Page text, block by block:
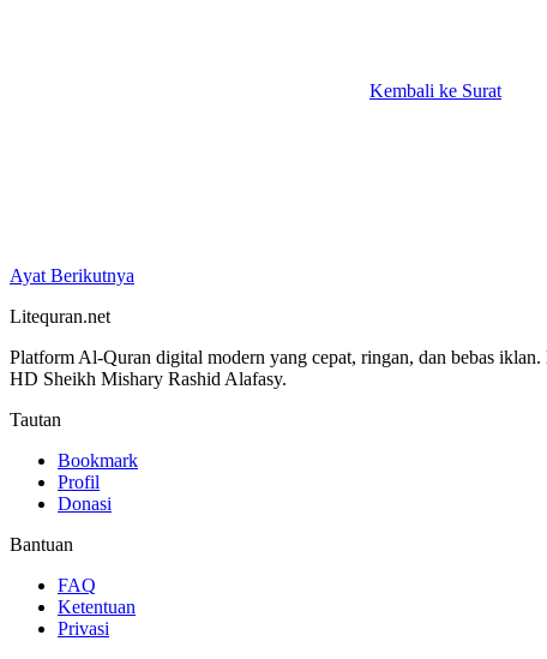
Kembali ke Surat
Ayat Berikutnya
Litequran.net
Platform Al-Quran digital modern yang cepat, ringan, dan bebas
HD Sheikh Mishary Rashid Alafasy.
Tautan
Bookmark
Profil
Donasi
Bantuan
FAQ
Ketentuan
Privasi